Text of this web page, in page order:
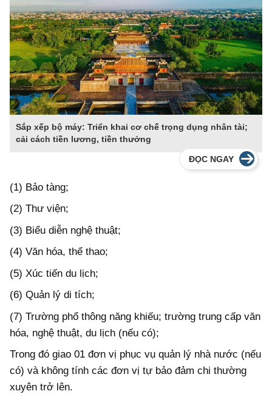
Sắp xếp bộ máy: Triển khai cơ chế trọng dụng nhân tài;
cải cách tiền lương, tiền thưởng
ĐỌC NGAY
(1) Bảo tàng;
(2) Thư viện;
(3) Biểu diễn nghệ thuật;
(4) Văn hóa, thể thao;
(5) Xúc tiến du lịch;
(6) Quản lý di tích;
(7) Trường phổ thông năng khiếu; trường trung cấp văn
hóa, nghệ thuật, du lịch (nếu có);
Trong đó giao 01 đơn vị phục vụ quản lý nhà nước (nếu
có) và không tính các đơn vị tự bảo đảm chi thường
xuyên trở lên.